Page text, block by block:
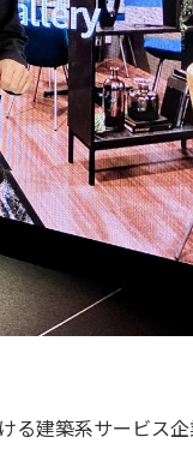
る建築系サービス